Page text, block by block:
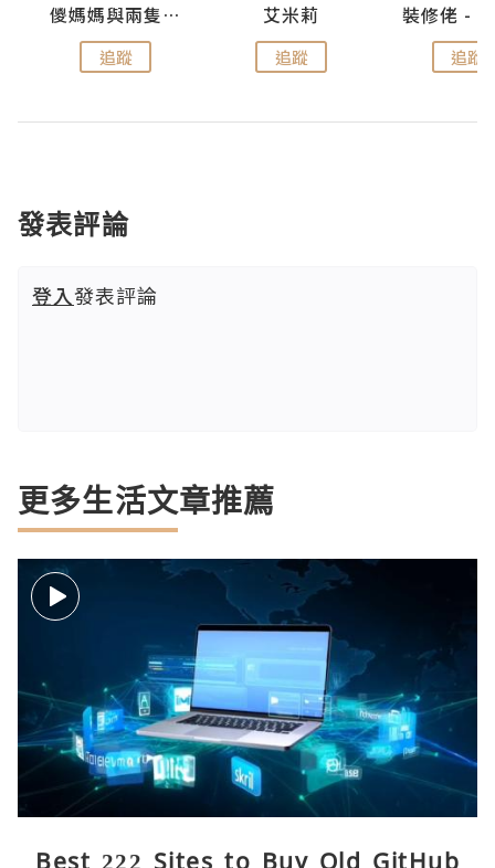
儍媽媽與兩隻小魔怪之家
追蹤
艾米莉
追蹤 追蹤
發表評論
登入發表評論
更多生活文章推薦
Best 222 Sites to Buy Old GitHub